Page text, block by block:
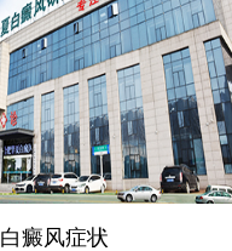
白癜风症状